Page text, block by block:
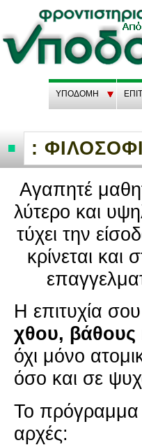
ΥΠΟΔΟΜΗ
:
Αγα­πη­τέ
λύ­τε­ρο και
τύ­χει την
κρί­νε­ται
Η επι­τυ­χία
χθου, βά­θους
όχι μόνο
όσο και σε
Το πρό­γραμ­μα
αρχές: